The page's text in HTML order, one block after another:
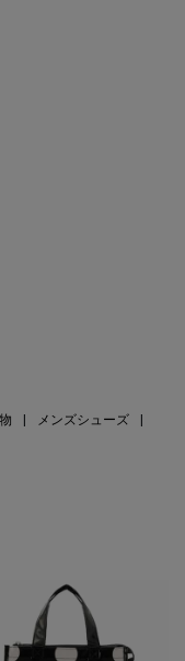
メンズシューズ